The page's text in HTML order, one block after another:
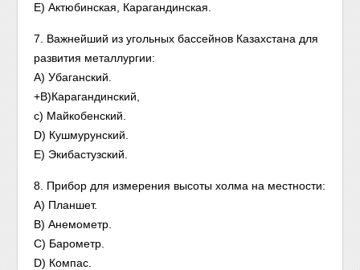
E) Актюбинская, Карагандинская.
7. Важнейший из угольных бассейнов Казахстана для
развития металлургии:
А) Убаганский.
+B)Карагандинский,
с) Майкобенский.
D) Кушмурунский.
E) Экибастузский.
8. Прибор для измерения высоты холма на местности:
A) Планшет.
B) Анемометр.
C) Барометр.
D) Компас.